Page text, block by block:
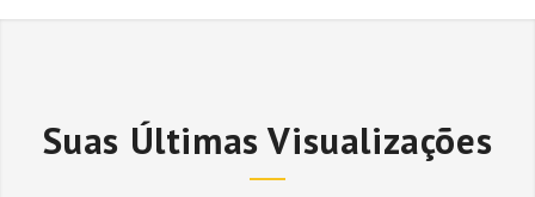
Suas Últimas Visualizações